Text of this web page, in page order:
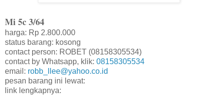
Mi 5c 3/64
harga: Rp 2.800.000
status barang: kosong
contact person: ROBET (08158305534)
contact by Whatsapp, klik: 08158305534
email: robb_llee@yahoo.co.id
pesan barang ini lewat:
link lengkapnya: